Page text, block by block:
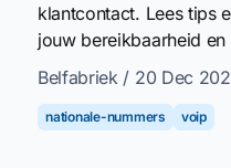
klantcontact. Lees tips
jouw bereikbaarheid
Belfabriek / 20 Dec
nationale-nummers voip